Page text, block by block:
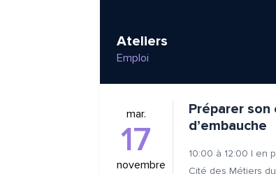
Ateliers
Emploi
mar.
17
novembre
Préparer
d’embauche
10:00 à 12:00 | en